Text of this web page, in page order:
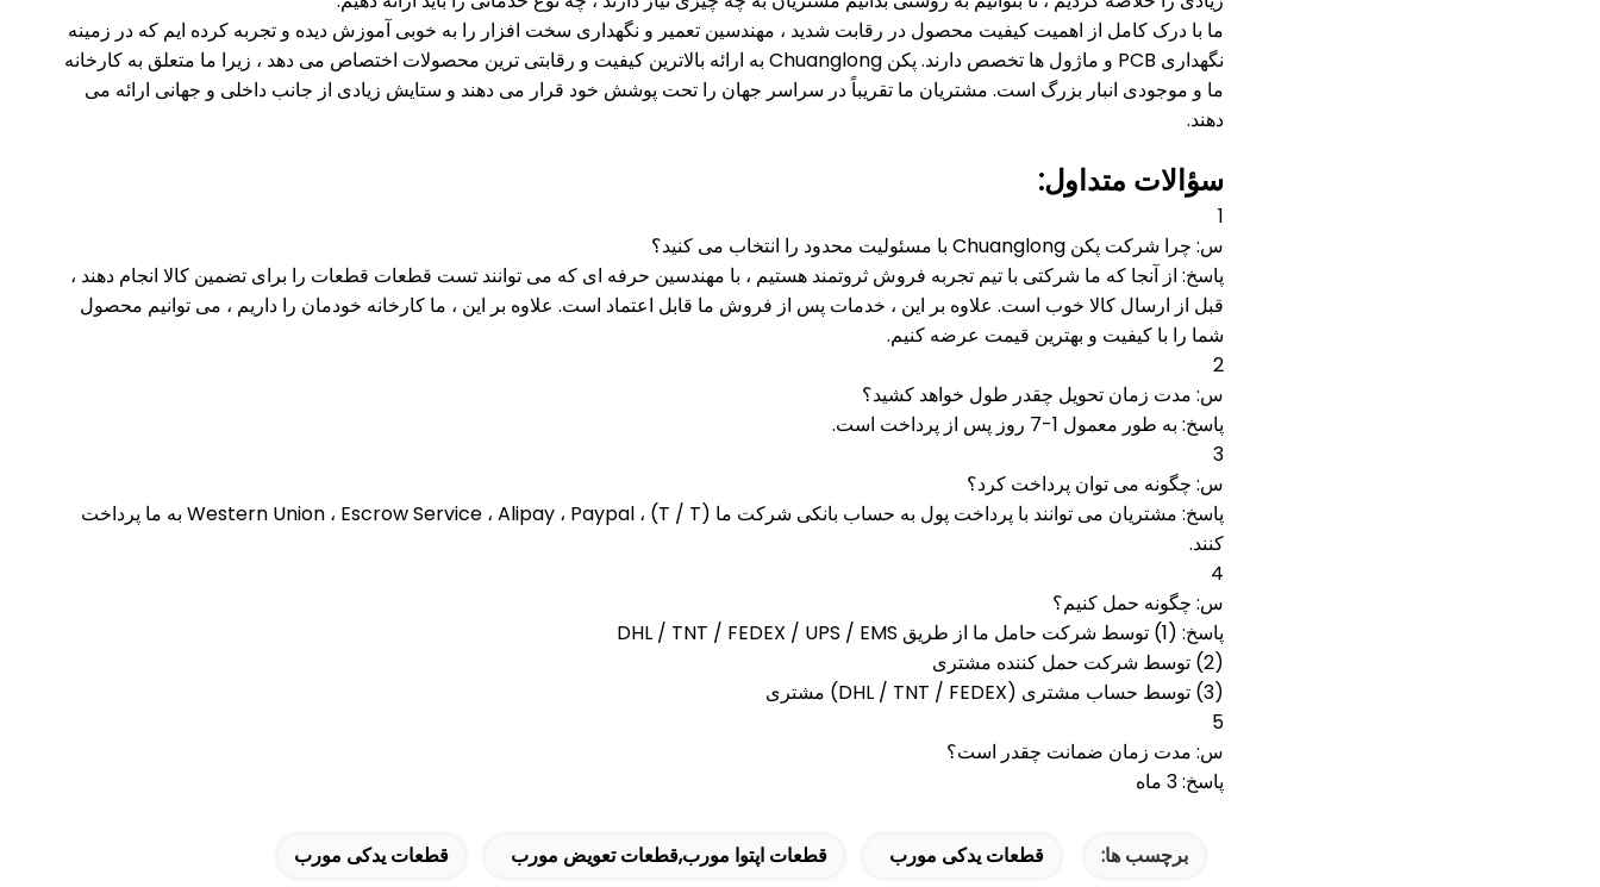
ما با درک کامل از اهمیت کیفیت محصول در رقابت شدید ، مهندسین تعمیر و نگهداری سخت افزار را به خوبی آموزش دیده و تجربه کرده ایم که در زمینه
نگهداری PCB و ماژول ها تخصص دارند.
پکن Chuanglong به ارائه بالاترین کیفیت و رقابتی ترین محصولات اختصاص می دهد ، زیرا ما متعلق به کارخانه
ما و موجودی انبار بزرگ است. مشتریان ما تقریباً در سراسر جهان را تحت پوشش خود قرار می دهند و ستایش زیادی از جانب داخلی و جهانی ارائه می
دهند.
سؤالات متداول:
1
س: چرا شرکت پکن Chuanglong با مسئولیت محدود را انتخاب می کنید؟
پاسخ: از آنجا که ما شرکتی با تیم تجربه فروش ثروتمند هستیم ، با مهندسین حرفه ای که می توانند تست قطعات قطعات را برای تضمین کالا انجام دهند ،
قبل از ارسال کالا خوب است. علاوه بر این ، خدمات پس از فروش ما قابل اعتماد است. علاوه بر این ، ما کارخانه خودمان را داریم ، می توانیم محصول
شما را با کیفیت و بهترین قیمت عرضه کنیم.
2
س: مدت زمان تحویل چقدر طول خواهد کشید؟
پاسخ: به طور معمول 1-7 روز پس از پرداخت است.
3
س: چگونه می توان پرداخت کرد؟
پاسخ: مشتریان می توانند با پرداخت پول به حساب بانکی شرکت ما (T / T) ، Western Union ، Escrow Service ، Alipay ، Paypal به ما پرداخت
کنند.
4
س: چگونه حمل کنیم؟
پاسخ: (1) توسط شرکت حامل ما از طریق DHL / TNT / FEDEX / UPS / EMS
(2) توسط شرکت حمل کننده مشتری
(3) توسط حساب مشتری (DHL / TNT / FEDEX) مشتری
5
س: مدت زمان ضمانت چقدر است؟
پاسخ: 3 ماه
برچسب ها: قطعات یدکی مورب قطعات اپتوا مورب,قطعات تعویض مورب قطعات یدکی مورب